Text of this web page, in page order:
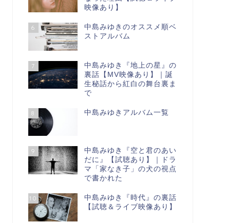
映像あり】
6
中島みゆきのオススメ順ベ
ストアルバム
7
中島みゆき『地上の星』の
裏話【МV映像あり】｜誕
生秘話から紅白の舞台裏ま
で
8 中島みゆきアルバム一覧
9
中島みゆき『空と君のあい
だに』【試聴あり】｜ドラ
マ「家なき子」の犬の視点
で書かれた
10
中島みゆき『時代』の裏話
【試聴＆ライブ映像あり】